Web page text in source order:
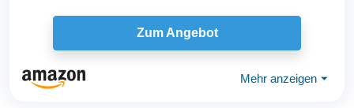
Zum Angebot
Mehr anzeigen ⏷